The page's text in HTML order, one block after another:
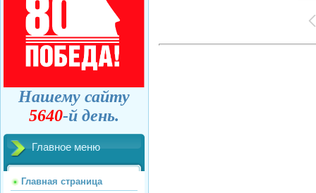
Нашему сайту
5640-й день.
Главное меню
Главная страница